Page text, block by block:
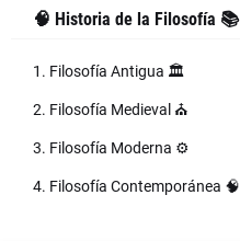
🧠 Historia de la Filosofía 📚
1. Filosofía Antigua 🏛️
2. Filosofía Medieval ⛪
3. Filosofía Moderna ⚙️
4. Filosofía Contemporánea 🧠